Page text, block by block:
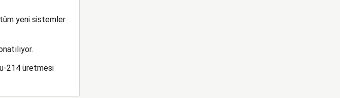
yeni sistemler
214 üretmesi